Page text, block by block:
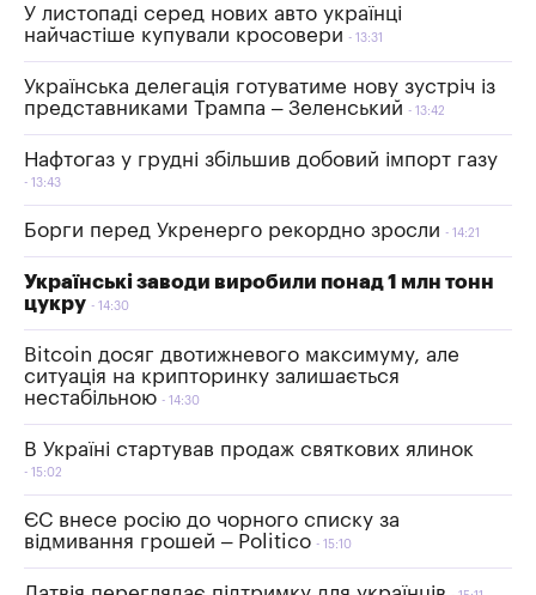
У листопаді серед нових авто українці
найчастіше купували кросовери
13:31
Українська делегація готуватиме нову зустріч із
представниками Трампа – Зеленський
13:42
Нафтогаз у грудні збільшив добовий імпорт газу
13:43
Борги перед Укренерго рекордно зросли 14:21
Українські заводи виробили понад 1 млн тонн
цукру
14:30
Bitcoin досяг двотижневого максимуму, але
ситуація на крипторинку залишається
нестабільною
14:30
В Україні стартував продаж святкових ялинок
15:02
ЄС внесе росію до чорного списку за
відмивання грошей – Politico
15:10